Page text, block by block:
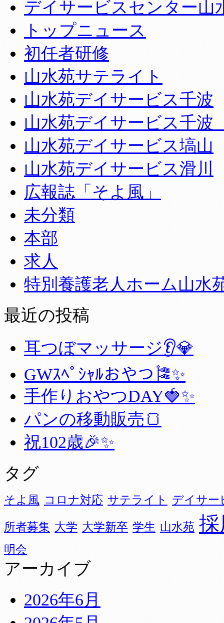
デイサービスセンター山
トップニュース
初任者研修
山水苑サテライト
山水苑デイサービス千波
山水苑デイサービス千波
山水苑デイサービス塙山
山水苑デイサービス滑川
広報誌「そよ風」
未分類
本部
求人
特別養護老人ホーム山水
最近の投稿
耳つぼマッサージ👂💎
GWｽﾍﾟｼｬﾙおやつ🎏✨
手作りおやつDAY🍓✨
パンの移動販売🍞
祝102歳🎉✨
タグ
そよ風 コロナ対応 サテライト デイサー
所者募集 大学 大学新卒 学生 山水苑
明会
アーカイブ
2026年6月